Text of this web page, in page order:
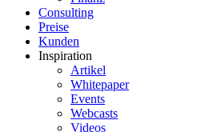
Consulting
Preise
Kunden
Inspiration
Artikel
Whitepaper
Events
Webcasts
Videos